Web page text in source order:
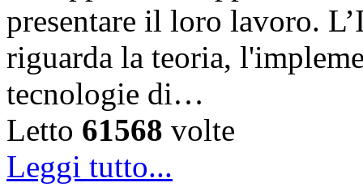
presentare il loro lavoro.
riguarda la teoria,
tecnologie di…
Letto 61568 volte
Leggi tutto...